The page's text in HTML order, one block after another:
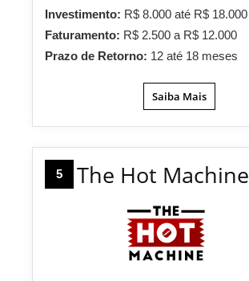
Investimento: R$ 8.000 até R$ 18.000
Faturamento: R$ 2.500 a R$ 12.000
Prazo de Retorno: 12 até 18 meses
Saiba Mais
5 The Hot Machine